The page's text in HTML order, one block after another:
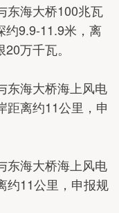
海大桥100兆瓦
约9.9-11.9米，离
万千瓦。
海大桥海上风电
距离约11公里，申
海大桥海上风电
约11公里，申报规